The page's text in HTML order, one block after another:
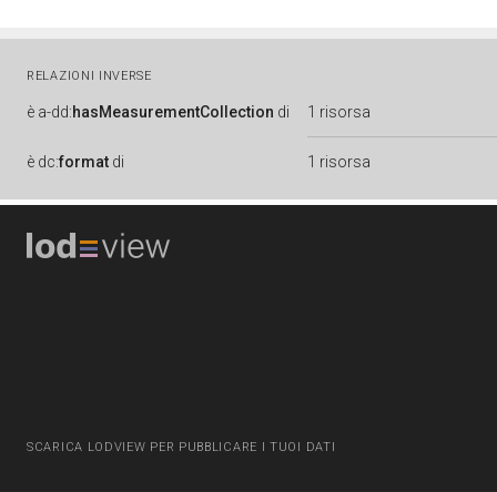
RELAZIONI INVERSE
è a-dd:hasMeasurementCollection di 1 risorsa
è dc:format di 1 risorsa
SCARICA LODVIEW PER PUBBLICARE I TUOI DATI